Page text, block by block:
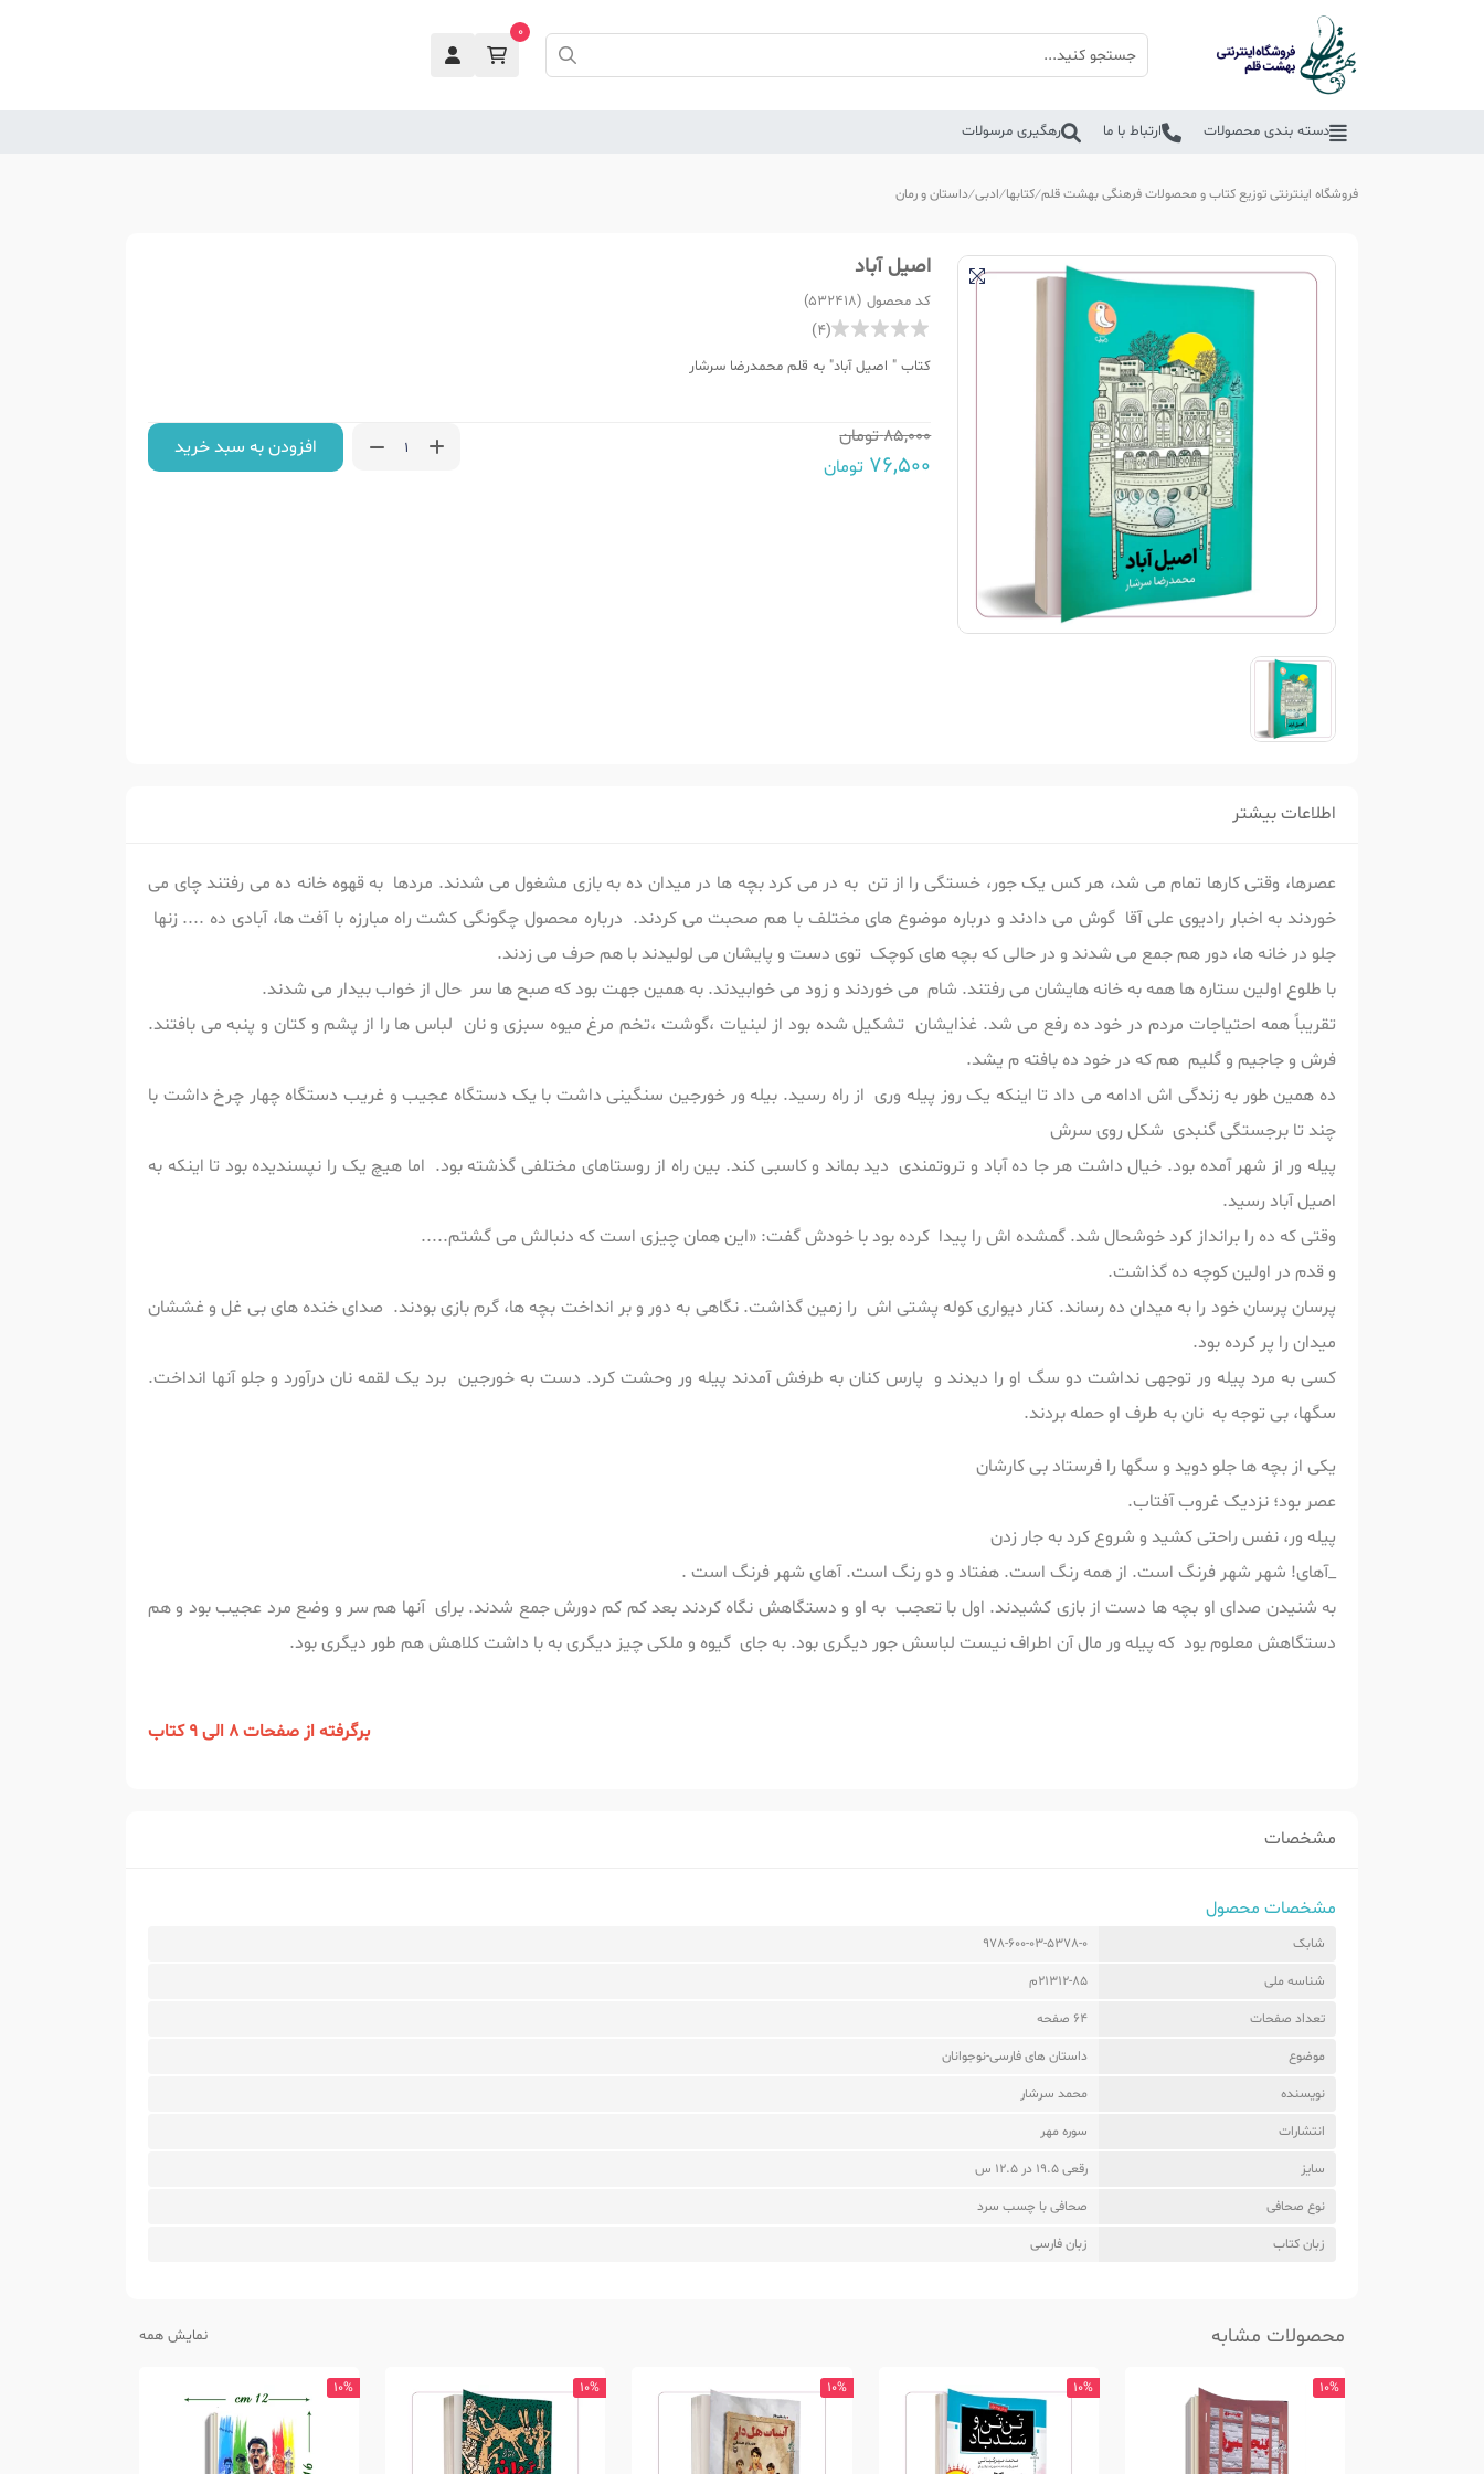
0
دسته بندی محصولات ارتباط با ما رهگیری مرسولات
فروشگاه اینترنتی توزیع کتاب و محصولات فرهنگی بهشت قلم کتابها ادبی داستان و رمان
اصیل آباد
کد محصول (532418)
(4)
کتاب " اصیل آباد" به قلم محمدرضا سرشار
85,000تومان
76,500 تومان
افزودن به سبد خرید
اطلاعات بیشتر
عصرها، وقتی کارها تمام می شد، هر کس یک جور، خستگی را از تن به در می کرد بچه ها در میدان ده به بازی مشغول می شدند. مردها به قهوه خانه ده می رفتند چای می
خوردند به اخبار رادیوی علی آقا گوش می دادند و درباره موضوع های مختلف با هم صحبت می کردند. درباره محصول چگونگی کشت راه مبارزه با آفت ها، آبادی ده .... زنها
جلو در خانه ها، دور هم جمع می شدند و در حالی که بچه های کوچک توی دست و پایشان می لولیدند با هم حرف می زدند.
با طلوع اولین ستاره ها همه به خانه هایشان می رفتند. شام می خوردند و زود می خوابیدند. به همین جهت بود که صبح ها سر حال از خواب بیدار می شدند.
تقریباً همه احتیاجات مردم در خود ده رفع می شد. غذایشان تشکیل شده بود از لبنیات ،گوشت ،تخم مرغ میوه سبزی و نان لباس ها را از پشم و کتان و پنبه می بافتند.
فرش و جاجیم و گلیم هم که در خود ده بافته م یشد.
ده همین طور به زندگی اش ادامه می داد تا اینکه یک روز پیله وری از راه رسید. بیله ور خورجین سنگینی داشت با یک دستگاه عجیب و غریب دستگاه چهار چرخ داشت با
چند تا برجستگی گنبدی شکل روی سرش
پیله ور از شهر آمده بود. خیال داشت هر جا ده آباد و تروتمندی دید بماند و کاسبی کند. بین راه از روستاهای مختلفی گذشته بود. اما هیچ یک را نپسندیده بود تا اینکه به
اصیل آباد رسید.
وقتی که ده را برانداز کرد خوشحال شد. گمشده اش را پیدا کرده بود با خودش گفت: «این همان چیزی است که دنبالش می گشتم.....
و قدم در اولین کوچه ده گذاشت.
پرسان پرسان خود را به میدان ده رساند. کنار دیواری کوله پشتی اش را زمین گذاشت. نگاهی به دور و بر انداخت بچه ها، گرم بازی بودند. صدای خنده های بی غل و غششان
میدان را پر کرده بود.
کسی به مرد پیله ور توجهی نداشت دو سگ او را دیدند و پارس کنان به طرفش آمدند پیله ور وحشت کرد. دست به خورجین برد یک لقمه نان درآورد و جلو آنها انداخت.
سگها، بی توجه به نان به طرف او حمله بردند.
یکی از بچه ها جلو دوید و سگها را فرستاد بی کارشان
عصر بود؛ نزدیک غروب آفتاب.
پیله ور، نفس راحتی کشید و شروع کرد به جار زدن
_آهای! شهر شهر فرنگ است. از همه رنگ است. هفتاد و دو رنگ است. آهای شهر فرنگ است .
به شنیدن صدای او بچه ها دست از بازی کشیدند. اول با تعجب به او و دستگاهش نگاه کردند بعد کم کم دورش جمع شدند. برای آنها هم سر و وضع مرد عجیب بود و هم
دستگاهش معلوم بود که پیله ور مال آن اطراف نیست لباسش جور دیگری بود. به جای گیوه و ملکی چیز دیگری به با داشت کلاهش هم طور دیگری بود.
برگرفته از صفحات 8 الی 9 کتاب
مشخصات
مشخصات محصول
شابک 978-600-03-5378-0
شناسه ملی 21312-85م
تعداد صفحات 64 صفحه
موضوع داستان های فارسی-نوجوانان
نویسنده محمد سرشار
انتشارات سوره مهر
سایز رقعی 19.5 در 12.5 س
نوع صحافی صحافی با چسب سرد
زبان کتاب زبان فارسی
محصولات مشابه نمایش همه
10%
10%
10%
10%
10%